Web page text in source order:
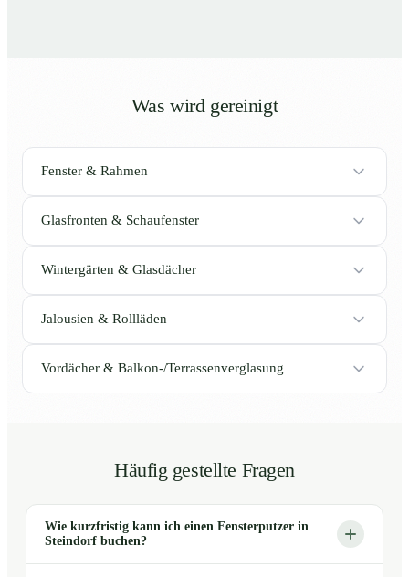
Was wird gereinigt
Fenster & Rahmen
Glasfronten & Schaufenster
Wintergärten & Glasdächer
Jalousien & Rollläden
Vordächer & Balkon-/Terrassenverglasung
Häufig gestellte Fragen
Wie kurzfristig kann ich einen Fensterputzer in
Steindorf buchen?